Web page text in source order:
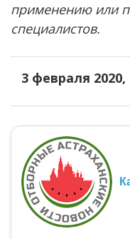
применению или
специалистов.
3 февраля 2020,